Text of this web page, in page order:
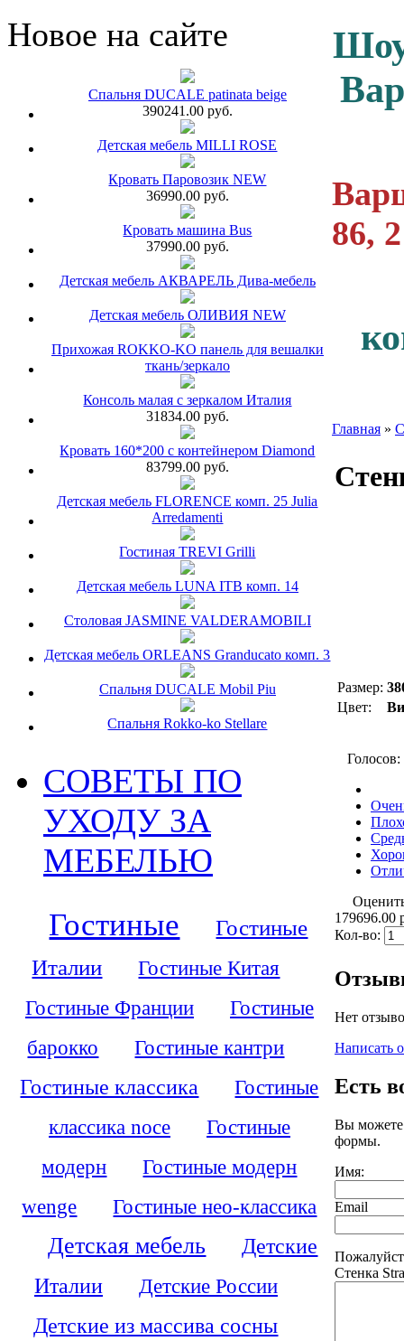
Новое на сайте
Спальня DUCALE patinata beige
390241.00 руб.
Детская мебель MILLI ROSE
Кровать Паровозик NEW
36990.00 руб.
Кровать машина Bus
37990.00 руб.
Детская мебель АКВАРЕЛЬ Дива-мебель
Детская мебель ОЛИВИЯ NEW
Прихожая ROKKO-KO панель для вешалки
ткань/зеркало
Консоль малая с зеркалом Италия
31834.00 руб.
Кровать 160*200 с контейнером Diamond
83799.00 руб.
Детская мебель FLORENCE комп. 25 Julia
Arredamenti
Гостиная TREVI Grilli
Детская мебель LUNA ITB комп. 14
Столовая JASMINE VALDERAMOBILI
Детская мебель ORLEANS Granducato комп. 3
Спальня DUCALE Mobil Piu
Спальня Rokko-ko Stellare
СОВЕТЫ ПО
УХОДУ ЗА
МЕБЕЛЬЮ
Гостиные
Гостиные
Италии
Гостиные Китая
Гостиные Франции
Гостиные
барокко
Гостиные кантри
Гостиные классика
Гостиные
классика noce
Гостиные
модерн
Гостиные модерн
wenge
Гостиные нео-классика
Детская мебель
Детские
Италии
Детские России
Детские из массива сосны
86,
Главная »
Размер:
Цвет:
Голосов:
179696.00
Кол-во:
Нет
Написать
Есть
Вы можете
формы.
Имя:
Email
Стенка